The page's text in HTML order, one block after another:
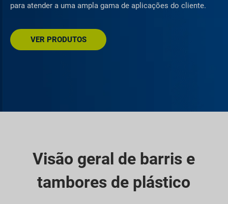
para atender a uma ampla gama de aplicações do cliente.
VER PRODUTOS
Visão geral de barris e
tambores de plástico